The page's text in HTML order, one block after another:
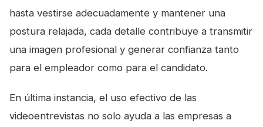
hasta vestirse adecuadamente y mantener una
postura relajada, cada detalle contribuye a transmitir
una imagen profesional y generar confianza tanto
para el empleador como para el candidato.
En última instancia, el uso efectivo de las
videoentrevistas no solo ayuda a las empresas a